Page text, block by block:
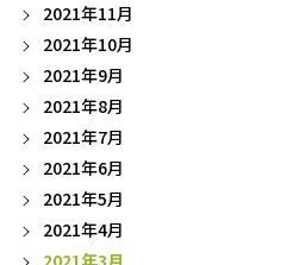
2021年11月
2021年10月
2021年9月
2021年8月
2021年7月
2021年6月
2021年5月
2021年4月
2021年3月